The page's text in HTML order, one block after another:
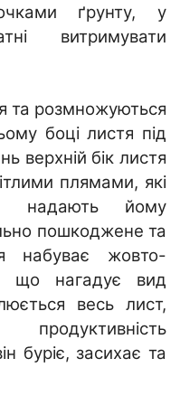
ґрунту, у
витримувати
та розмножуються
боці листя під
верхній бік листя
плямами, які
надають йому
пошкоджене та
набуває жовто-
що нагадує вид
весь лист,
буріє, засихає та